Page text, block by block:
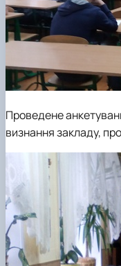
Проведене
визнання закладу,